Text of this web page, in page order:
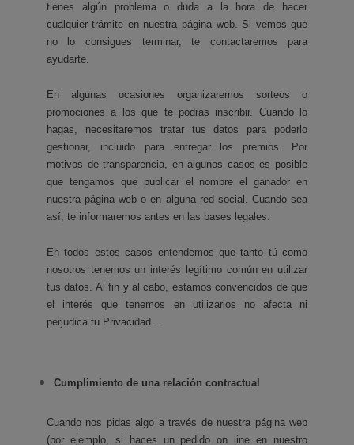
tienes algún problema o duda a la hora de hacer
cualquier trámite en nuestra página web. Si vemos que
no lo consigues terminar, te contactaremos para
ayudarte.
En algunas ocasiones organizaremos sorteos o
promociones a los que te podrás inscribir. Cuando lo
hagas, necesitaremos tratar tus datos para poderlo
gestionar, incluido para entregar los premios. Por
motivos de transparencia, en algunos casos es posible
que tengamos que publicar el nombre el ganador en
nuestra página web o en alguna red social. Cuando sea
así, te informaremos antes en las bases legales.
En todos estos casos entendemos que tanto tú como
nosotros tenemos un interés legítimo común en utilizar
tus datos. Al fin y al cabo, estamos convencidos de que
el interés que tenemos en utilizarlos no afecta ni
perjudica tu Privacidad. .
Cumplimiento de una relación contractual
Cuando nos pidas algo a través de nuestra página web
(por ejemplo, si haces un pedido on line en nuestro